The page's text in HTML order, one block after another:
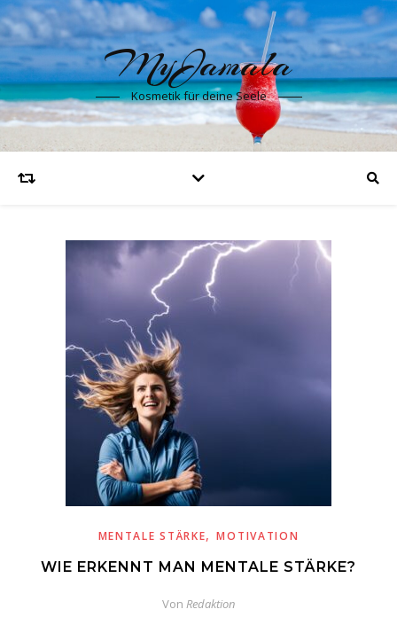
MyJamala
Kosmetik für deine Seele
MENTALE STÄRKE,MOTIVATION
WIE ERKENNT MAN MENTALE STÄRKE?
Von Redaktion